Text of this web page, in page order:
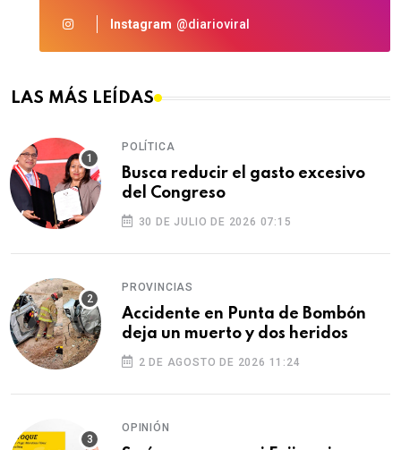
Instagram @diarioviral
LAS MÁS LEÍDAS
POLÍTICA
Busca reducir el gasto excesivo
del Congreso
30 DE JULIO DE 2026 07:15
PROVINCIAS
Accidente en Punta de Bombón
deja un muerto y dos heridos
2 DE AGOSTO DE 2026 11:24
OPINIÓN